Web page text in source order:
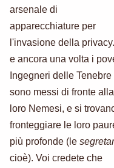
arsenale di
apparecchiature per
l'invasione della
e ancora una volta i
Ingegneri delle Tenebre
sono messi di fronte alla
loro Nemesi, e si
fronteggiare le loro
più profonde (le
cioè). Voi credete che